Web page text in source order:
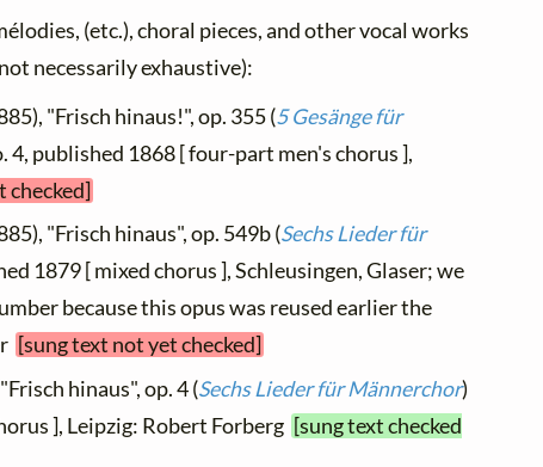
(etc.), choral pieces, and other vocal works
necessarily exhaustive):
"Frisch hinaus!", op. 355 (5 Gesänge für
4, published 1868 [ four-part men's chorus ],
checked]
"Frisch hinaus", op. 549b (Sechs Lieder für
1879 [ mixed chorus ], Schleusingen, Glaser; we
because this opus was reused earlier the
[sung text not yet checked]
hinaus", op. 4 (Sechs Lieder für Männerchor)
], Leipzig: Robert Forberg [sung text checked